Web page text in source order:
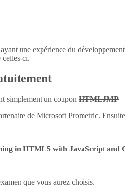
une expérience du
celles-ci.
simplement un coupon HTMLJMP
de Microsoft Prometric.
in HTML5 with JavaScript and
que vous aurez choisis.